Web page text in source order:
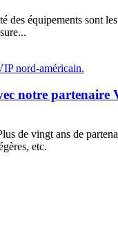
équipements sont
notre
de vingt ans de
etc.